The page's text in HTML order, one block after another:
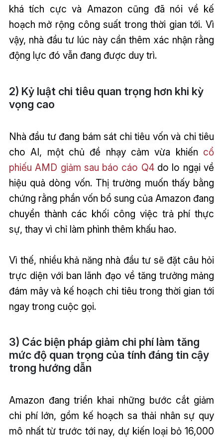
khá tích cực và Amazon cũng đã nói về kế
hoạch mở rộng công suất trong thời gian tới. Vì
vậy, nhà đầu tư lúc này cần thêm xác nhận rằng
động lực đó vẫn đang được duy trì.
2) Kỷ luật chi tiêu quan trọng hơn khi kỳ
vọng cao
Nhà đầu tư đang bám sát chi tiêu vốn và chi tiêu
cho AI, một chủ đề nhạy cảm vừa khiến cổ
phiếu AMD giảm sau báo cáo Q4do lo ngại về
hiệu quả dòng vốn. Thị trường muốn thấy bằng
chứng rằng phần vốn bổ sung của Amazon đang
chuyển thành các khối công việc trả phí thực
sự, thay vì chỉ làm phình thêm khấu hao.
Vì thế, nhiều khả năng nhà đầu tư sẽ đặt câu hỏi
trực diện với ban lãnh đạo về tăng trưởng mảng
đám mây và kế hoạch chi tiêu trong thời gian tới
ngay trong cuộc gọi.
3) Các biện pháp giảm chi phí làm tăng
mức độ quan trọng của tính đáng tin cậy
trong hướng dẫn
Amazon đang triển khai những bước cắt giảm
chi phí lớn, gồm kế hoạch sa thải nhân sự quy
mô nhất từ trước tới nay, dự kiến loại bỏ 16,000